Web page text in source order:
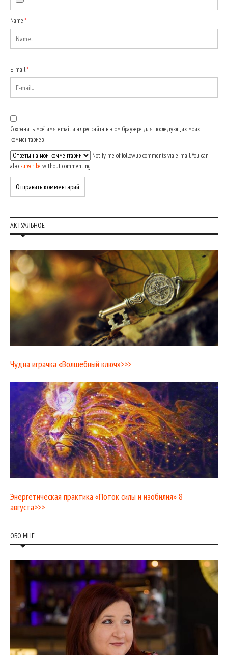
Name:*
E-mail:*
Сохранить моё имя, email и адрес сайта в этом браузере для последующих моих
комментариев.
Notify me of followup comments via e-mail. You can
also subscribe without commenting.
АКТУАЛЬНОЕ
Чудна играчка «Волшебный ключ»>>>
Энергетическая практика «Поток силы и изобилия» 8
августа>>>
ОБО МНЕ